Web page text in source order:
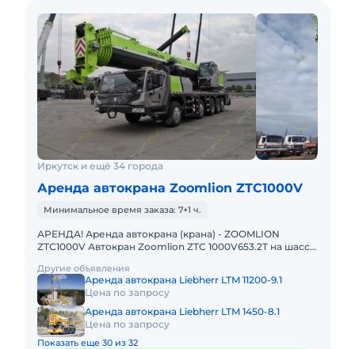
Иркутск и ещё 34 города
Аренда автокрана Zoomlion ZTC1000V
Минимальное время заказа: 7+1 ч.
АРЕНДА! Аренда автокрана (крана) - ZOOMLION
ZTC1000V Автокран Zoomlion ZTC 1000V653.2T на шасси
м и удлин
Другие объявления
Аренда автокрана Liebherr LTM 11200-9.1
Цена по запросу
Аренда автокрана Liebherr LTM 1450-8.1
Цена по запросу
Показать еще 30 из 32